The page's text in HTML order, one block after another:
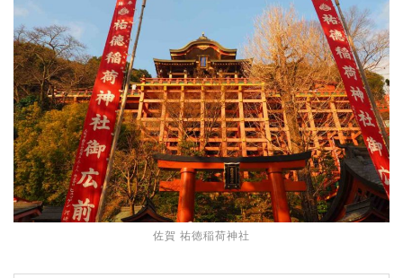
佐賀 祐徳稲荷神社